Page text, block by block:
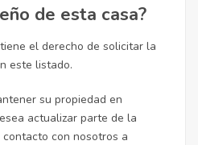
de esta casa?
el derecho de solicitar la
este listado.
su propiedad en
actualizar parte de la
con nosotros a